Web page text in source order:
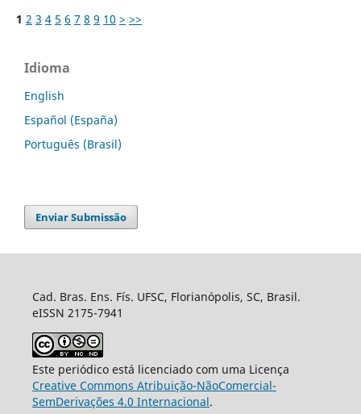
1 2 3 4 5 6 7 8 9 10 > >>
Idioma
English
Español (España)
Português (Brasil)
Enviar Submissão
Cad. Bras. Ens. Fís. UFSC, Florianópolis, SC, Brasil.
eISSN 2175-7941
Este periódico está licenciado com uma Licença
Creative Commons Atribuição-NãoComercial-
SemDerivações 4.0 Internacional.